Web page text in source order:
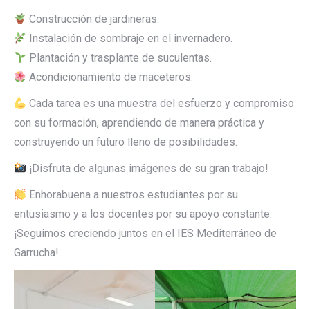
Construcción de jardineras.
Instalación de sombraje en el invernadero.
Plantación y trasplante de suculentas.
Acondicionamiento de maceteros.
Cada tarea es una muestra del esfuerzo y compromiso
con su formación, aprendiendo de manera práctica y
construyendo un futuro lleno de posibilidades.
¡Disfruta de algunas imágenes de su gran trabajo!
Enhorabuena a nuestros estudiantes por su
entusiasmo y a los docentes por su apoyo constante.
¡Seguimos creciendo juntos en el IES Mediterráneo de
Garrucha!